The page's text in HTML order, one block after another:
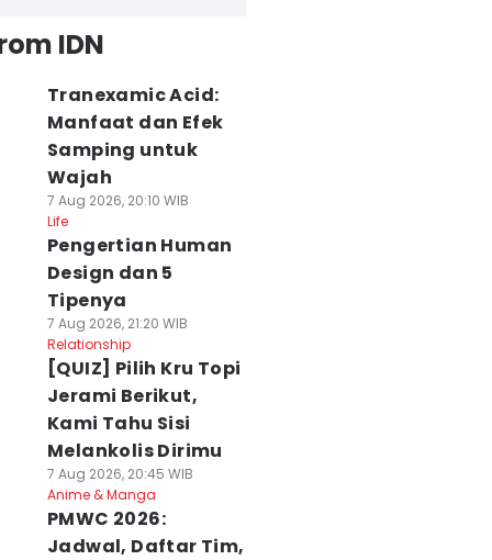
IDN
Tranexamic Acid:
Manfaat dan Efek
Samping untuk
Wajah
7 Aug 2026, 20:10 WIB
Life
Pengertian Human
Design dan 5
Tipenya
7 Aug 2026, 21:20 WIB
Relationship
[QUIZ] Pilih Kru Topi
Jerami Berikut,
Kami Tahu Sisi
Melankolis Dirimu
7 Aug 2026, 20:45 WIB
Anime & Manga
PMWC 2026:
Jadwal, Daftar Tim,